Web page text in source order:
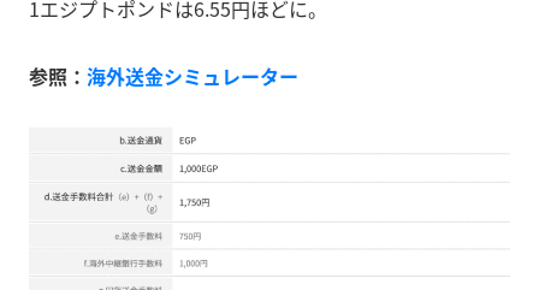
1エジプトポンドは6.55円ほどに。
参照： 海外送金シミュレーター